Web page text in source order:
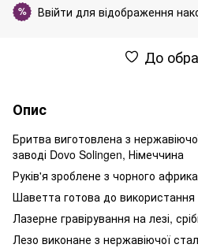
% Ввійти для відображення
До
Опис
Бритва виготовлена з
заводі Dovo Solingen, Німеччина
Руків'я зроблене з чорного
Шаветта готова до використання
Лазерне гравірування на лезі,
Лезо виконане з нержавіючої